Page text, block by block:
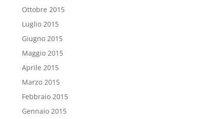
Ottobre 2015
Luglio 2015
Giugno 2015
Maggio 2015
Aprile 2015
Marzo 2015
Febbraio 2015
Gennaio 2015